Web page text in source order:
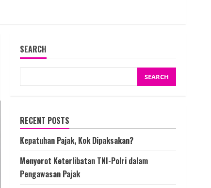
SEARCH
SEARCH
RECENT POSTS
Kepatuhan Pajak, Kok Dipaksakan?
Menyorot Keterlibatan TNI-Polri dalam
Pengawasan Pajak